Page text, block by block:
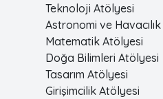
Teknoloji Atölyesi
Astronomi ve
Matematik Atölyesi
Doğa Bilimleri Atölyesi
Tasarım Atölyesi
Girişimcilik Atölyesi